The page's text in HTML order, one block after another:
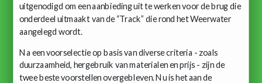
uitgenodigd om een aanbieding uit te werken voor de brug die
onderdeel uitmaakt van de “Track” die rond het Weerwater
aangelegd wordt.
Na een voorselectie op basis van diverse criteria - zoals
duurzaamheid, hergebruik van materialen en prijs - zijn de
twee beste voorstellen overgebleven. Nu is het aan de